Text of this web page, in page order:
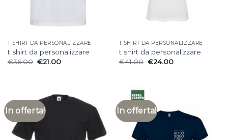
T SHIRT DA PERSONALIZZARE
t shirt da personalizzare
€36.00 €21.00
T SHIRT DA PERSONALIZZARE
t shirt da personalizzare
€41.00 €24.00
In offerta! In offerta!